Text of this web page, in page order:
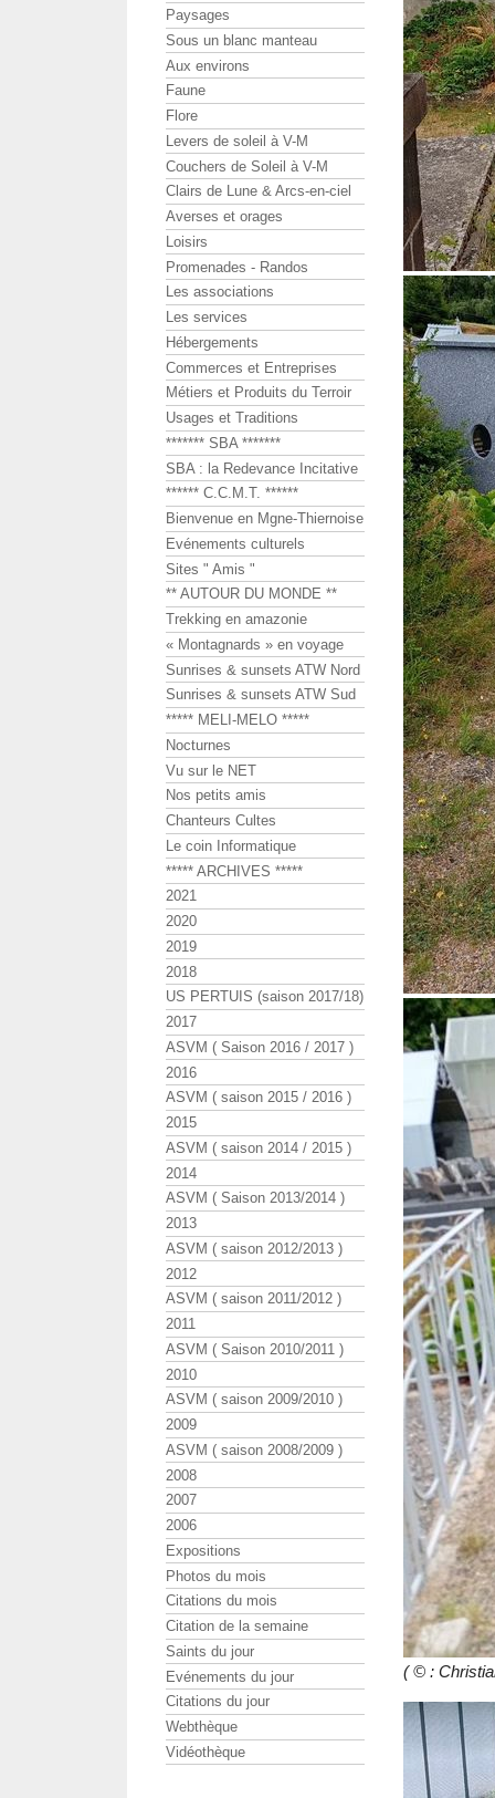
( © :
Paysages
Sous un blanc manteau
Aux environs
Faune
Flore
Levers de soleil à V-M
Couchers de Soleil à V-M
Clairs de Lune & Arcs-en-ciel
Averses et orages
Loisirs
Promenades - Randos
Les associations
Les services
Hébergements
Commerces et Entreprises
Métiers et Produits du Terroir
Usages et Traditions
******* SBA *******
SBA : la Redevance Incitative
****** C.C.M.T. ******
Bienvenue en Mgne-Thiernoise
Evénements culturels
Sites " Amis "
** AUTOUR DU MONDE **
Trekking en amazonie
« Montagnards » en voyage
Sunrises & sunsets ATW Nord
Sunrises & sunsets ATW Sud
***** MELI-MELO *****
Nocturnes
Vu sur le NET
Nos petits amis
Chanteurs Cultes
Le coin Informatique
***** ARCHIVES *****
2021
2020
2019
2018
US PERTUIS (saison 2017/18)
2017
ASVM ( Saison 2016 / 2017 )
2016
ASVM ( saison 2015 / 2016 )
2015
ASVM ( saison 2014 / 2015 )
2014
ASVM ( Saison 2013/2014 )
2013
ASVM ( saison 2012/2013 )
2012
ASVM ( saison 2011/2012 )
2011
ASVM ( Saison 2010/2011 )
2010
ASVM ( saison 2009/2010 )
2009
ASVM ( saison 2008/2009 )
2008
2007
2006
Expositions
Photos du mois
Citations du mois
Citation de la semaine
Saints du jour
Evénements du jour
Citations du jour
Webthèque
Vidéothèque